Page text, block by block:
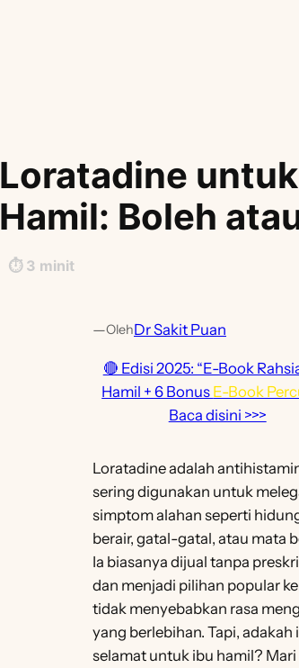
Loratadine
Hamil: Boleh
⏱️ 3 minit
—OlehDr Sakit Puan
🔴 Edisi 2025: “E-Book
Hamil + 6 Bonus E-Book
Baca disini >>>
Loratadine adalah
sering digunakan untuk
simptom alahan seperti
berair, gatal-gatal, atau mata
Ia biasanya dijual tanpa
dan menjadi pilihan popular
tidak menyebabkan rasa
yang berlebihan. Tapi, adakah
selamat untuk ibu hamil? Mari